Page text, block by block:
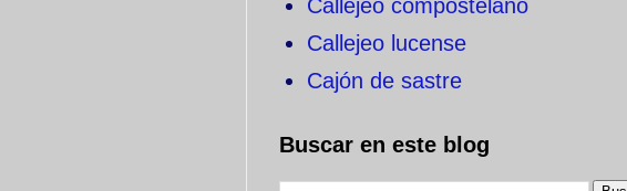
Callejeo compostelano
Callejeo lucense
Cajón de sastre
Buscar en este blog